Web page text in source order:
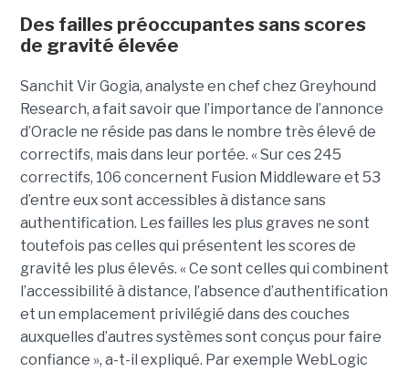
Des failles préoccupantes sans scores
de gravité élevée
Sanchit Vir Gogia, analyste en chef chez Greyhound
Research, a fait savoir que l’importance de l’annonce
d’Oracle ne réside pas dans le nombre très élevé de
correctifs, mais dans leur portée. « Sur ces 245
correctifs, 106 concernent Fusion Middleware et 53
d’entre eux sont accessibles à distance sans
authentification. Les failles les plus graves ne sont
toutefois pas celles qui présentent les scores de
gravité les plus élevés. « Ce sont celles qui combinent
l’accessibilité à distance, l’absence d’authentification
et un emplacement privilégié dans des couches
auxquelles d’autres systèmes sont conçus pour faire
confiance », a-t-il expliqué. Par exemple WebLogic